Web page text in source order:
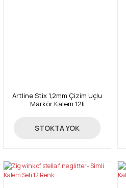
Artline Stix 1,2mm Çizim Uçlu
Markör Kalem 12li
258,00 TL
STOKTA YOK